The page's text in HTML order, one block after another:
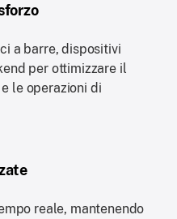
a barre, dispositivi
per ottimizzare il
le operazioni di
reale, mantenendo